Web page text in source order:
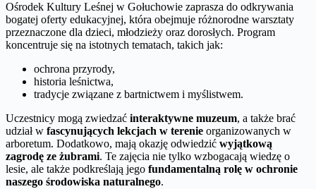
Ośrodek Kultury Leśnej w Gołuchowie zaprasza do odkrywania
bogatej oferty edukacyjnej, która obejmuje różnorodne warsztaty
przeznaczone dla dzieci, młodzieży oraz dorosłych. Program
koncentruje się na istotnych tematach, takich jak:
ochrona przyrody,
historia leśnictwa,
tradycje związane z bartnictwem i myślistwem.
Uczestnicy mogą zwiedzać interaktywne muzeum, a także brać
udział w fascynujących lekcjach w terenie organizowanych w
arboretum. Dodatkowo, mają okazję odwiedzić wyjątkową
zagrodę ze żubrami. Te zajęcia nie tylko wzbogacają wiedzę o
lesie, ale także podkreślają jego fundamentalną rolę w ochronie
naszego środowiska naturalnego.